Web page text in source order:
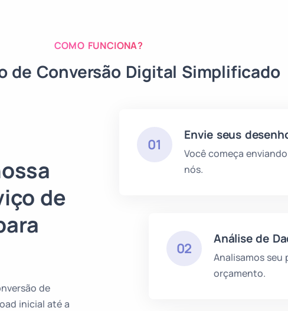
COMO FUNCIONA?
de Conversão Digital Simplificado
01
Envie seus
Você começa
nós.
02
Análise de
Analisamos seu
orçamento.
de
de
inicial até a